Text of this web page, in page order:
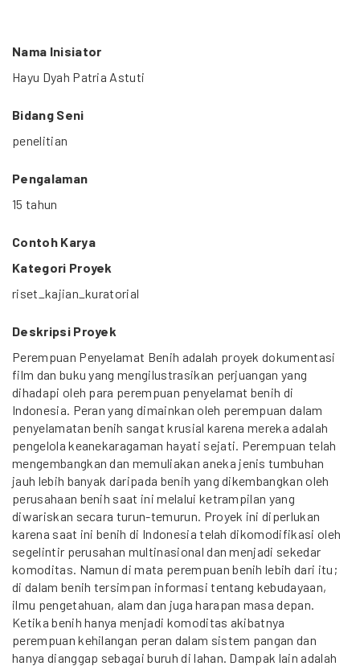
Kredit Web-site
Nama Inisiator
Hayu Dyah Patria Astuti
Bidang Seni
penelitian
Pengalaman
15 tahun
Contoh Karya
Kategori Proyek
riset_kajian_kuratorial
Deskripsi Proyek
Perempuan Penyelamat Benih adalah proyek dokumentasi
film dan buku yang mengilustrasikan perjuangan yang
dihadapi oleh para perempuan penyelamat benih di
Indonesia. Peran yang dimainkan oleh perempuan dalam
penyelamatan benih sangat krusial karena mereka adalah
pengelola keanekaragaman hayati sejati. Perempuan telah
mengembangkan dan memuliakan aneka jenis tumbuhan
jauh lebih banyak daripada benih yang dikembangkan oleh
perusahaan benih saat ini melalui ketrampilan yang
diwariskan secara turun-temurun. Proyek ini diperlukan
karena saat ini benih di Indonesia telah dikomodifikasi oleh
segelintir perusahan multinasional dan menjadi sekedar
komoditas. Namun di mata perempuan benih lebih dari itu;
di dalam benih tersimpan informasi tentang kebudayaan,
ilmu pengetahuan, alam dan juga harapan masa depan.
Ketika benih hanya menjadi komoditas akibatnya
perempuan kehilangan peran dalam sistem pangan dan
hanya dianggap sebagai buruh di lahan. Dampak lain adalah